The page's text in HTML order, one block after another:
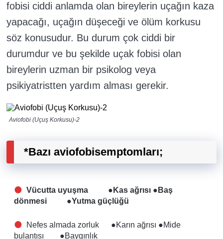
fobisi ciddi anlamda olan bireylerin uçağın kaza
yapacağı, uçağın düşeceği ve ölüm korkusu
söz konusudur. Bu durum çok ciddi bir
durumdur ve bu şekilde uçak fobisi olan
bireylerin uzman bir psikolog veya
psikiyatristten yardım alması gerekir.
Aviofobi (Uçuş Korkusu)-2
*Bazı aviofobisemptomları;
Vücutta uyuşma ●Kas ağrısı ●Baş
dönmesi ●Yutma güçlüğü
Nefes almada zorluk ●Karın ağrısı ●Mide
bulantısı ●Baygınlık